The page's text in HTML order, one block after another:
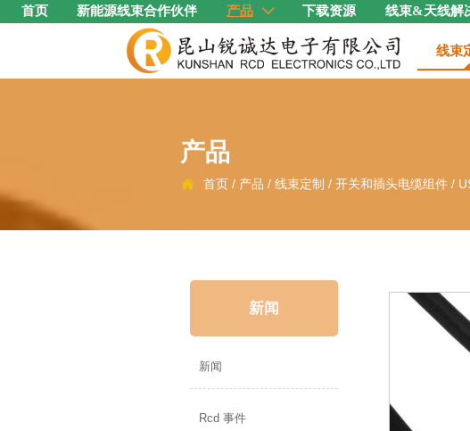
首页 新能源线束合作伙伴 产品  下载资源 线束&天线解
线束
产品
 首页 / 产品 /线束定制 /开关和插头电缆组件 /
新闻
新闻
Rcd 事件